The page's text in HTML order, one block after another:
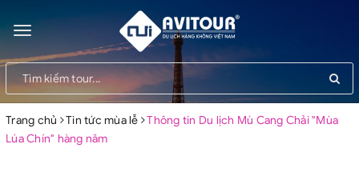
Toggle
navigation
Trang chủ Tin tức mùa lễ
Thông tin Du lịch Mù Cang Chải "Mùa
Lúa Chín" hàng năm